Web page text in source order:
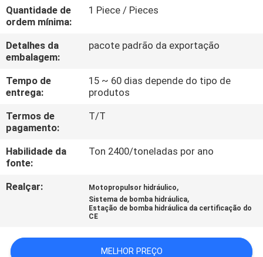
VISITA
À
FÁBRICA
CONTROLE
DE
QUALIDADE
CONTACTE-
NOS
SOLICITE UM
ORÇAMENTO
Quantidade de
ordem mínima:
1 Piece / Pieces
Detalhes da
embalagem:
pacote padrão da exportação
Tempo de
entrega:
15 ~ 60 dias depende do tipo de
produtos
Termos de
pagamento:
T/T
Habilidade da
fonte:
Ton 2400/toneladas por ano
Realçar: Motopropulsor hidráulico,
Sistema de bomba hidráulica,
Estação de bomba hidráulica da certificação do
CE
MELHOR PREÇO